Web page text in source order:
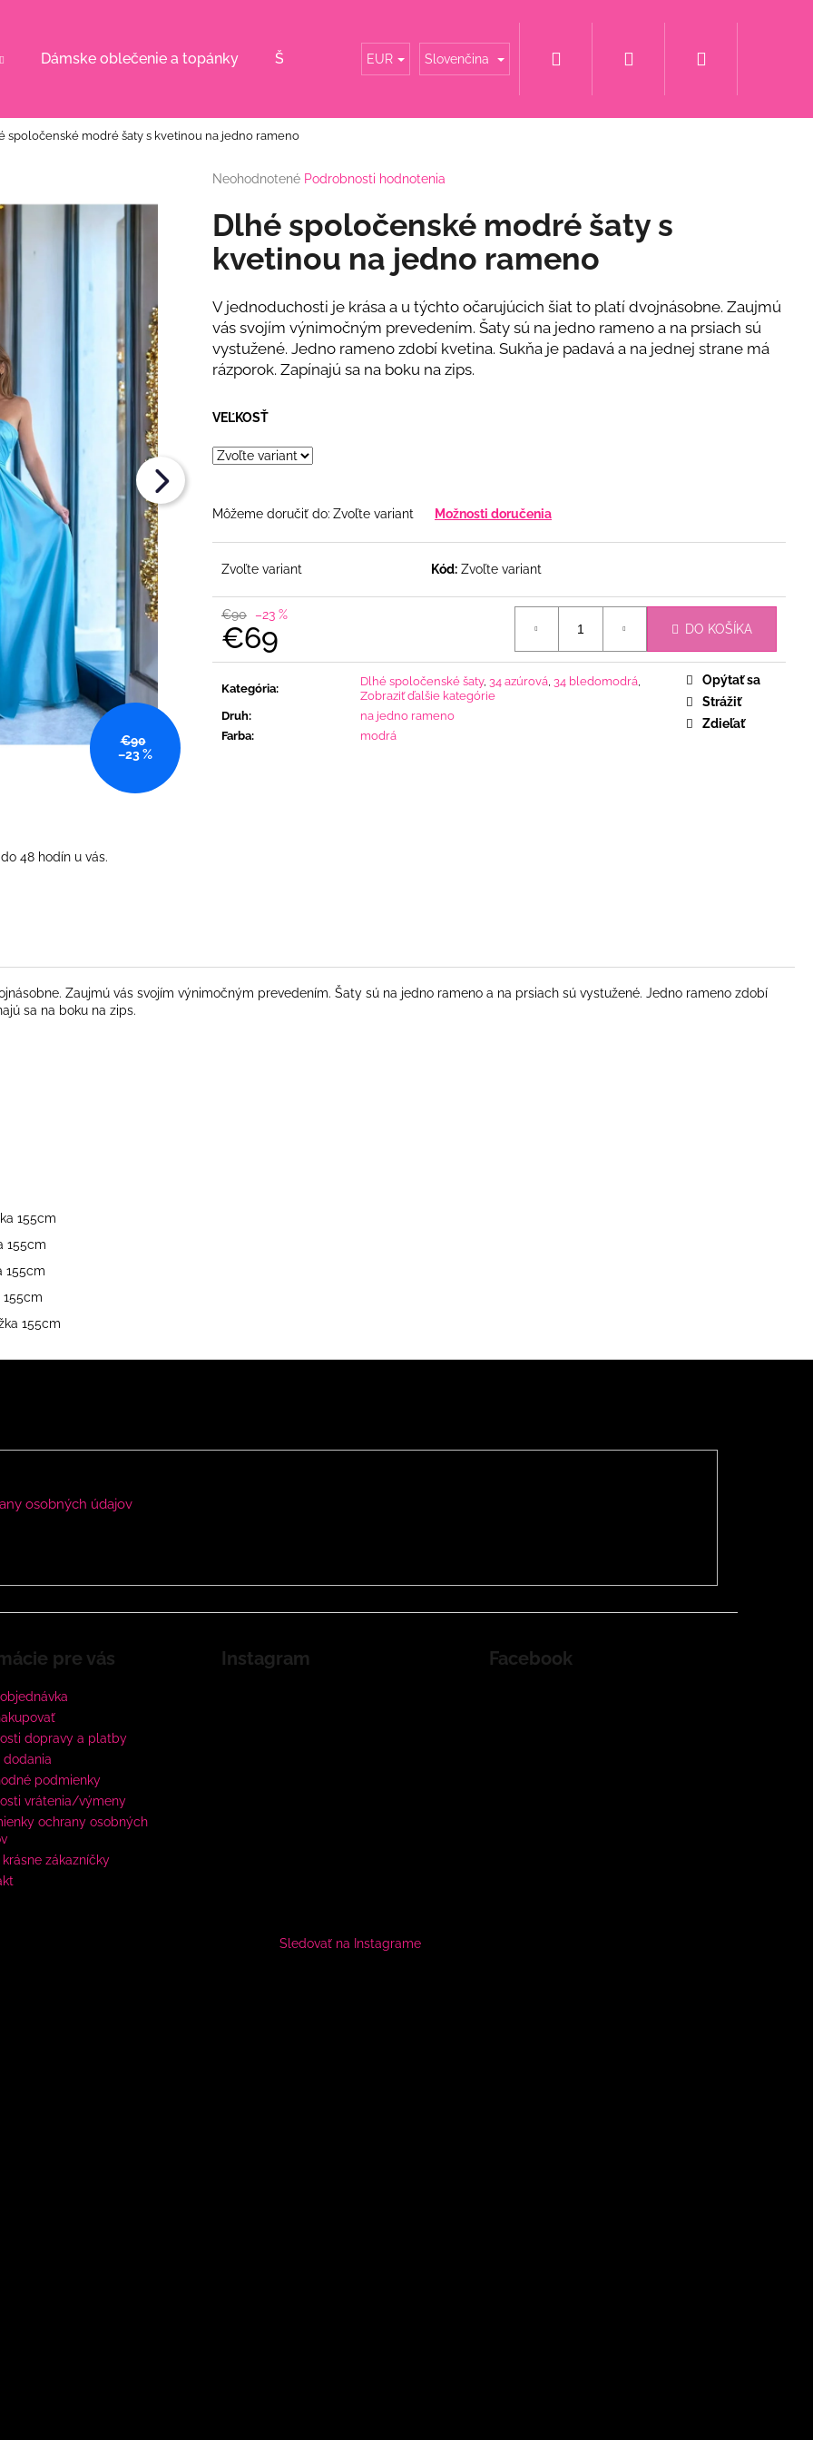
Dámske oblečenie a topánky Šaty pre svadobné mamy Šaty za super cenu Svadobné šaty
EUR Slovenčina Prihlásenie
spoločenské modré šaty s kvetinou na jedno rameno
Priemerné
produktu
je
0,0
z
hviezdičiek.
Neohodnotené Podrobnosti hodnotenia
Dlhé spoločenské modré šaty s
kvetinou na jedno rameno
V jednoduchosti je krása a u týchto očarujúcich šiat to platí dvojnásobne. Zaujmú
vás svojím výnimočným prevedením. Šaty sú na jedno rameno a na prsiach sú
vystužené. Jedno rameno zdobí kvetina. Sukňa je padavá a na jednej strane má
rázporok. Zapínajú sa na boku na zips.
VEĽKOSŤ
Môžeme doručiť do: Zvoľte variant Možnosti doručenia
Zvoľte variant Kód: Zvoľte variant
€90 –23 %
€69
Jednotková
DO KOŠÍKA
Kategória:
Dlhé spoločenské šaty, 34 azúrová 34 bledomodrá
Zobraziť ďalšie kategórie
Druh:
na jedno rameno
Farba: modrá
Opýtať sa
Strážiť
Zdieľať
€90
–23 %
48 hodín u vás.
Zaujmú vás svojím výnimočným prevedením. Šaty sú na jedno rameno a na prsiach sú vystužené. Jedno rameno zdobí
sa na boku na zips.
155cm
155cm
155cm
155cm
Odporúčame
KOŠEĽOVÉ ŠATY S
€36
osobných údajov
pre vás
dopravy a platby
dodania
podmienky
vrátenia/výmeny
ochrany osobných
krásne zákazníčky
Instagram
Sledovať na Instagrame
Facebook